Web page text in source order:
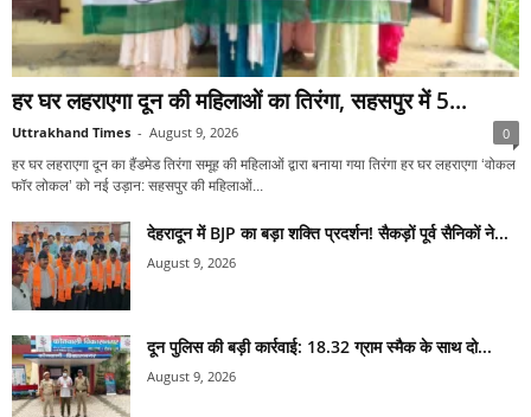
हर घर लहराएगा दून की महिलाओं का तिरंगा, सहसपुर में 5...
Uttrakhand Times - August 9, 2026 0
हर घर लहराएगा दून का हैंडमेड तिरंगा समूह की महिलाओं द्वारा बनाया गया तिरंगा हर घर लहराएगा ‘वोकल
फॉर लोकल’ को नई उड़ान: सहसपुर की महिलाओं...
देहरादून में BJP का बड़ा शक्ति प्रदर्शन! सैकड़ों पूर्व सैनिकों ने...
August 9, 2026
दून पुलिस की बड़ी कार्रवाई: 18.32 ग्राम स्मैक के साथ दो...
August 9, 2026